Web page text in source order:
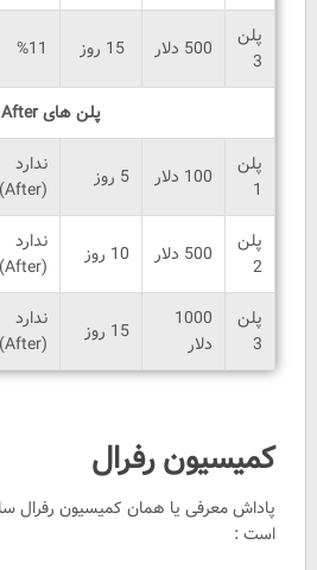
پلن
3
500 دلار %11
پلن های After
پلن
1
100 دلار 5 روز
ندارد
(After)
پلن
2
500 دلار 10 روز
ندارد
(After)
پلن
3
1000
دلار
15 روز
ندارد
(After)
کمیسیون رفرال
است :